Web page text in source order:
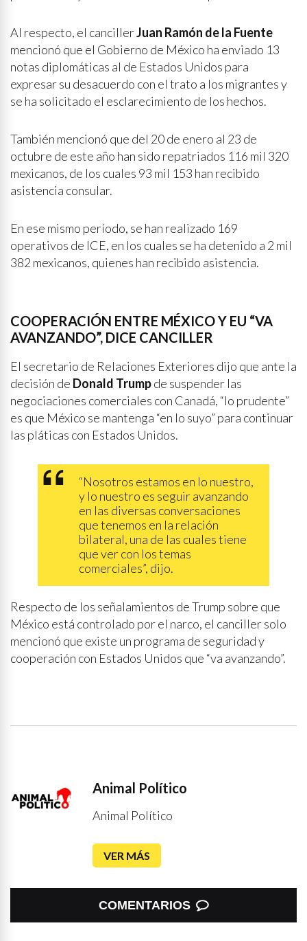
Al respecto, el cancillerJuan Ramón de la Fuente
mencionó que el Gobierno de México ha enviado 13
notas diplomáticas al de Estados Unidos para
expresar su desacuerdo con el trato a los migrantes y
se ha solicitado el esclarecimiento de los hechos.
También mencionó que del 20 de enero al 23 de
octubre de este año han sido repatriados 116 mil 320
mexicanos, de los cuales 93 mil 153 han recibido
asistencia consular.
En ese mismo período, se han realizado 169
operativos de ICE, en los cuales se ha detenido a 2 mil
382 mexicanos, quienes han recibido asistencia.
COOPERACIÓN ENTRE MÉXICO Y EU “VA
AVANZANDO”, DICE CANCILLER
El secretario de Relaciones Exteriores dijo que ante la
decisión de Donald Trumpde suspender las
negociaciones comerciales con Canadá, “lo prudente”
es que México se mantenga “en lo suyo” para continuar
las pláticas con Estados Unidos.
“Nosotros estamos en lo nuestro,
y lo nuestro es seguir avanzando
en las diversas conversaciones
que tenemos en la relación
bilateral, una de las cuales tiene
que ver con los temas
comerciales”, dijo.
Respecto de los señalamientos de Trump sobre que
México está controlado por el narco, el canciller solo
mencionó que existe un programa de seguridad y
cooperación con Estados Unidos que “va avanzando”.
Animal Político
Animal Político
VER MÁS
COMENTARIOS